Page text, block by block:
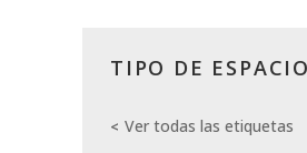
TIPO DE ESPACIO
Ver todas las etiquetas